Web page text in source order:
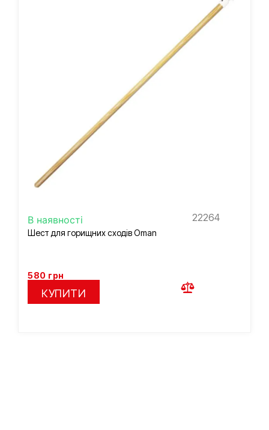
В наявності 22264
Шест для горищних сходів Oman
580 грн
КУПИТИ